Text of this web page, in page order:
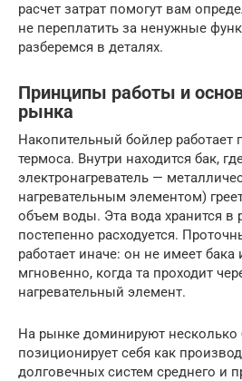
расчет затрат помогут вам
не переплатить за ненужные
разберемся в деталях.
Принципы работы и
рынка
Накопительный бойлер работает
термоса. Внутри находится бак,
электронагреватель —
нагревательным элементом)
объем воды. Эта вода хранится в
постепенно расходуется.
работает иначе: он не имеет бака
мгновенно, когда та проходит
нагревательный элемент.
На рынке доминируют несколько
позиционирует себя как
долговечных систем среднего и